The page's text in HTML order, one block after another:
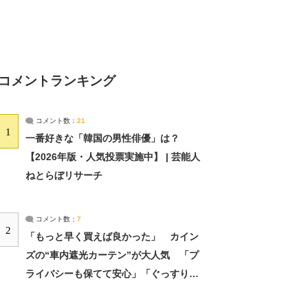
コメントランキング
1
コメント数： 21
一番好きな「韓国の男性俳優」は？
【2026年版・人気投票実施中】 | 芸能人
ねとらぼリサーチ
2
コメント数： 7
「もっと早く買えば良かった」 カイン
ズの“車内遮光カーテン”が大人気 「プ
ライバシーも保てて安心」「ぐっすり眠